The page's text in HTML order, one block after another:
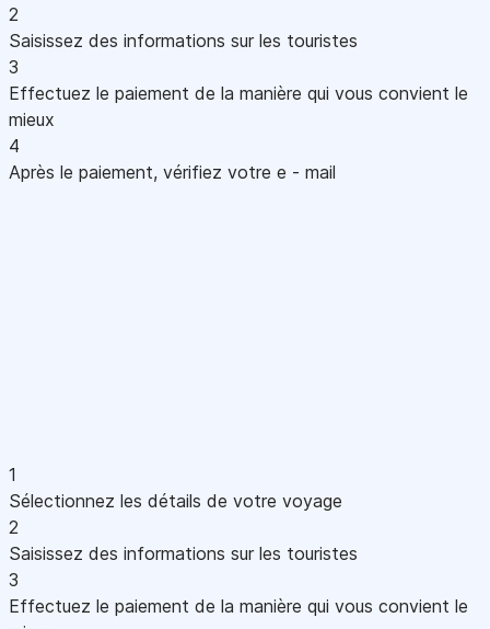
2
Saisissez des informations sur les touristes
3
Effectuez le paiement de la manière qui vous convient le
mieux
4
Après le paiement, vérifiez votre e - mail
1
Sélectionnez les détails de votre voyage
2
Saisissez des informations sur les touristes
3
Effectuez le paiement de la manière qui vous convient le